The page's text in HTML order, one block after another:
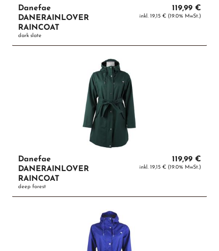
Danefae
DANERAINLOVER
RAINCOAT
dark slate
119,99 €
inkl. 19,15 € (19.0% MwSt.)
Danefae
DANERAINLOVER
RAINCOAT
deep forest
119,99 €
inkl. 19,15 € (19.0% MwSt.)